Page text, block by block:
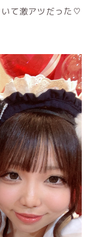
て激アツだった♡